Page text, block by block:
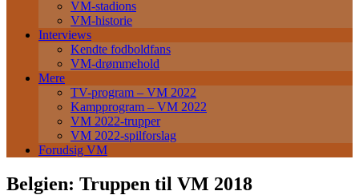
VM-stadions
VM-historie
Interviews
Kendte fodboldfans
VM-drømmehold
Mere
TV-program – VM 2022
Kampprogram – VM 2022
VM 2022-trupper
VM 2022-spilforslag
Forudsig VM
Belgien: Truppen til VM 2018